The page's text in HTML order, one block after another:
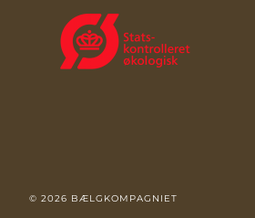
© 2026 BÆLGKOMPAGNIET